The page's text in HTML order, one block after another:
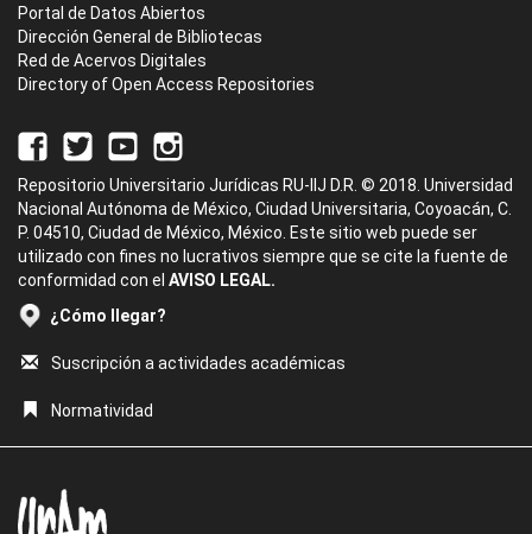
Portal de Datos Abiertos
Dirección General de Bibliotecas
Red de Acervos Digitales
Directory of Open Access Repositories
Repositorio Universitario Jurídicas RU-IIJ D.R. © 2018. Universidad
Nacional Autónoma de México, Ciudad Universitaria, Coyoacán, C.
P. 04510, Ciudad de México, México. Este sitio web puede ser
utilizado con fines no lucrativos siempre que se cite la fuente de
conformidad con el AVISO LEGAL.
¿Cómo llegar?
Suscripción a actividades académicas
Normatividad